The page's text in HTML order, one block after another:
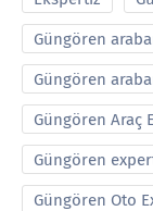
Güngören
Güngören
Güngören Araç
Güngören
Güngören Oto